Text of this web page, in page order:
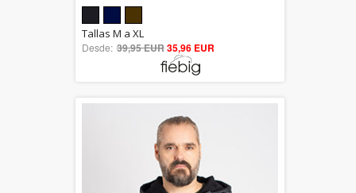
out of 5
Tallas M a XL
Desde: 39,95 EUR35,96 EUR